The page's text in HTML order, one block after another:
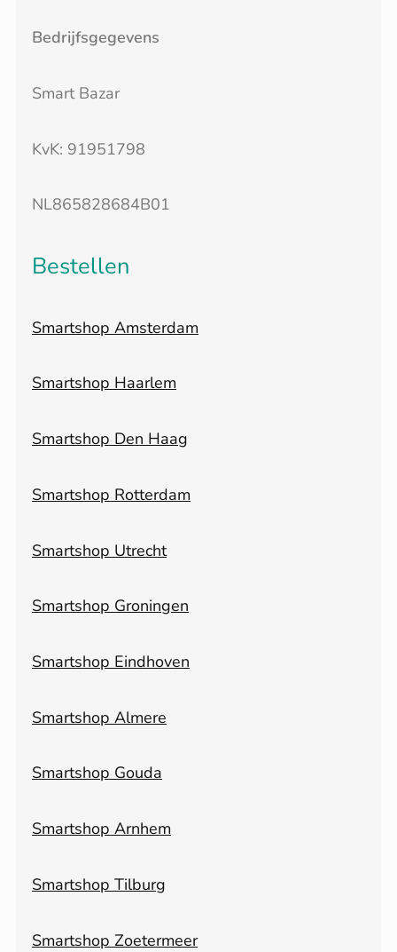
Bedrijfsgegevens
Smart Bazar
KvK: 91951798
NL865828684B01
Bestellen
Smartshop Amsterdam
Smartshop Haarlem
Smartshop Den Haag
Smartshop Rotterdam
Smartshop Utrecht
Smartshop Groningen
Smartshop Eindhoven
Smartshop Almere
Smartshop Gouda
Smartshop Arnhem
Smartshop Tilburg
Smartshop Zoetermeer